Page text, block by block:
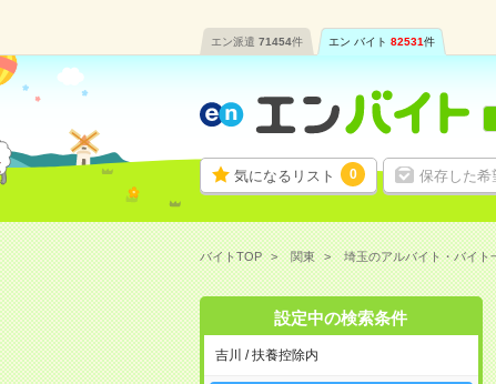
エン派遣 71454件 エン バイト 82531件
気になるリスト 0 保存した希
バイトTOP 関東 埼玉のアルバイト・バイト
設定中の検索条件
吉川 / 扶養控除内